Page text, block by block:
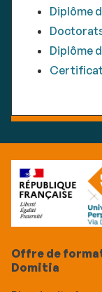
Diplôme
Diplôme
Offre de
Domitia